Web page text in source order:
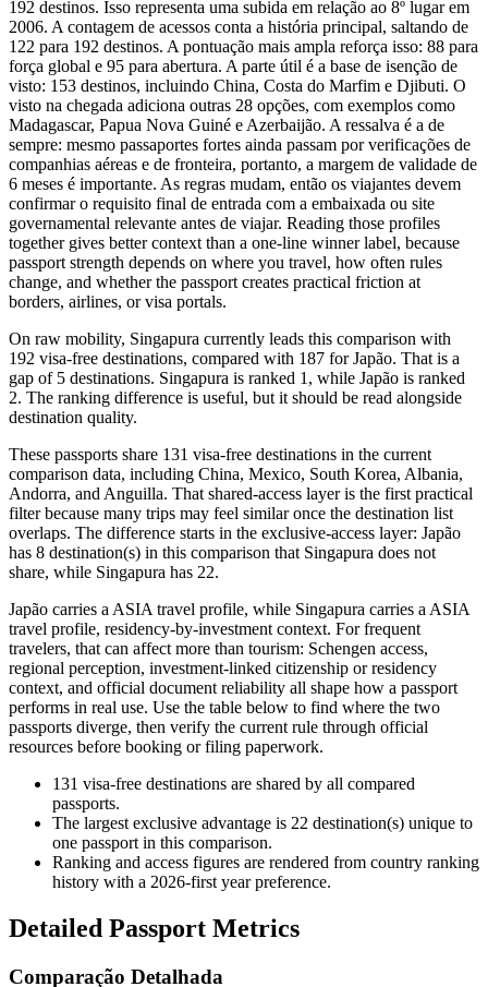
192 destinos. Isso representa uma subida em relação ao 8º lugar em
2006. A contagem de acessos conta a história principal, saltando de
122 para 192 destinos. A pontuação mais ampla reforça isso: 88 para
força global e 95 para abertura. A parte útil é a base de isenção de
visto: 153 destinos, incluindo China, Costa do Marfim e Djibuti. O
visto na chegada adiciona outras 28 opções, com exemplos como
Madagascar, Papua Nova Guiné e Azerbaijão. A ressalva é a de
sempre: mesmo passaportes fortes ainda passam por verificações de
companhias aéreas e de fronteira, portanto, a margem de validade de
6 meses é importante. As regras mudam, então os viajantes devem
confirmar o requisito final de entrada com a embaixada ou site
governamental relevante antes de viajar. Reading those profiles
together gives better context than a one-line winner label, because
passport strength depends on where you travel, how often rules
change, and whether the passport creates practical friction at
borders, airlines, or visa portals.
On raw mobility, Singapura currently leads this comparison with
192 visa-free destinations, compared with 187 for Japão. That is a
gap of 5 destinations. Singapura is ranked 1, while Japão is ranked
2. The ranking difference is useful, but it should be read alongside
destination quality.
These passports share 131 visa-free destinations in the current
comparison data, including China, Mexico, South Korea, Albania,
Andorra, and Anguilla. That shared-access layer is the first practical
filter because many trips may feel similar once the destination list
overlaps. The difference starts in the exclusive-access layer: Japão
has 8 destination(s) in this comparison that Singapura does not
share, while Singapura has 22.
Japão carries a ASIA travel profile, while Singapura carries a ASIA
travel profile, residency-by-investment context. For frequent
travelers, that can affect more than tourism: Schengen access,
regional perception, investment-linked citizenship or residency
context, and official document reliability all shape how a passport
performs in real use. Use the table below to find where the two
passports diverge, then verify the current rule through official
resources before booking or filing paperwork.
131 visa-free destinations are shared by all compared
passports.
The largest exclusive advantage is 22 destination(s) unique to
one passport in this comparison.
Ranking and access figures are rendered from country ranking
history with a 2026-first year preference.
Detailed Passport Metrics
Comparação Detalhada